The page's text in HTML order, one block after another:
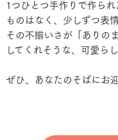
1つひとつ手作りで作ら
ものはなく、少しずつ表
その不揃いさが「ありの
してくれそうな、可愛ら
ぜひ、あなたのそばにお